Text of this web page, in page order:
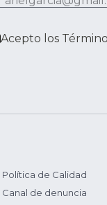
Acepto los
Política de Calidad
Canal de denuncia